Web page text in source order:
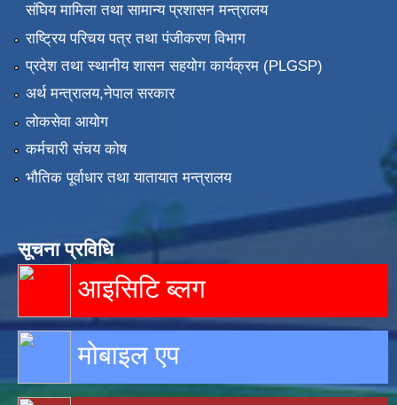
संघिय मामिला तथा सामान्य प्रशासन मन्त्रालय
राष्ट्रिय परिचय पत्र तथा पंजीकरण विभाग
प्रदेश तथा स्थानीय शासन सहयोग कार्यक्रम (PLGSP)
अर्थ मन्त्रालय,नेपाल सरकार
लोकसेवा आयोग
कर्मचारी संचय कोष
भौतिक पूर्वाधार तथा यातायात मन्त्रालय
सूचना प्रविधि
आइसिटि ब्लग
मोबाइल एप